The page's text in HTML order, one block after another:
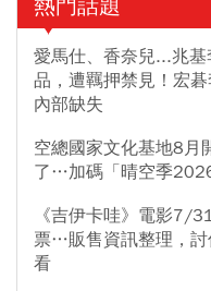
熱門話題
愛馬仕、香奈兒...兆
品，遭羈押禁見！宏
內部缺失
空總國家文化基地8月
了…加碼「晴空季
《吉伊卡哇》電影7/
票…販售資訊整理，
看